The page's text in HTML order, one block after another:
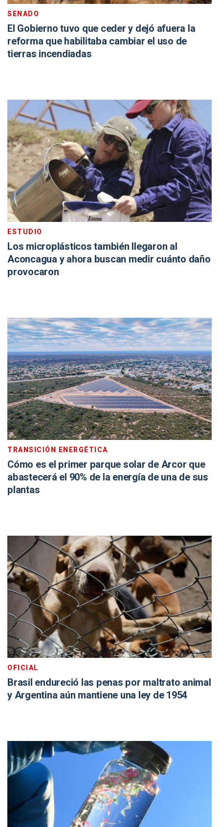
SENADO
El Gobierno tuvo que ceder y dejó afuera la
reforma que habilitaba cambiar el uso de
tierras incendiadas
ESTUDIO
Los microplásticos también llegaron al
Aconcagua y ahora buscan medir cuánto daño
provocaron
TRANSICIÓN ENERGÉTICA
Cómo es el primer parque solar de Arcor que
abastecerá el 90% de la energía de una de sus
plantas
OFICIAL
Brasil endureció las penas por maltrato animal
y Argentina aún mantiene una ley de 1954